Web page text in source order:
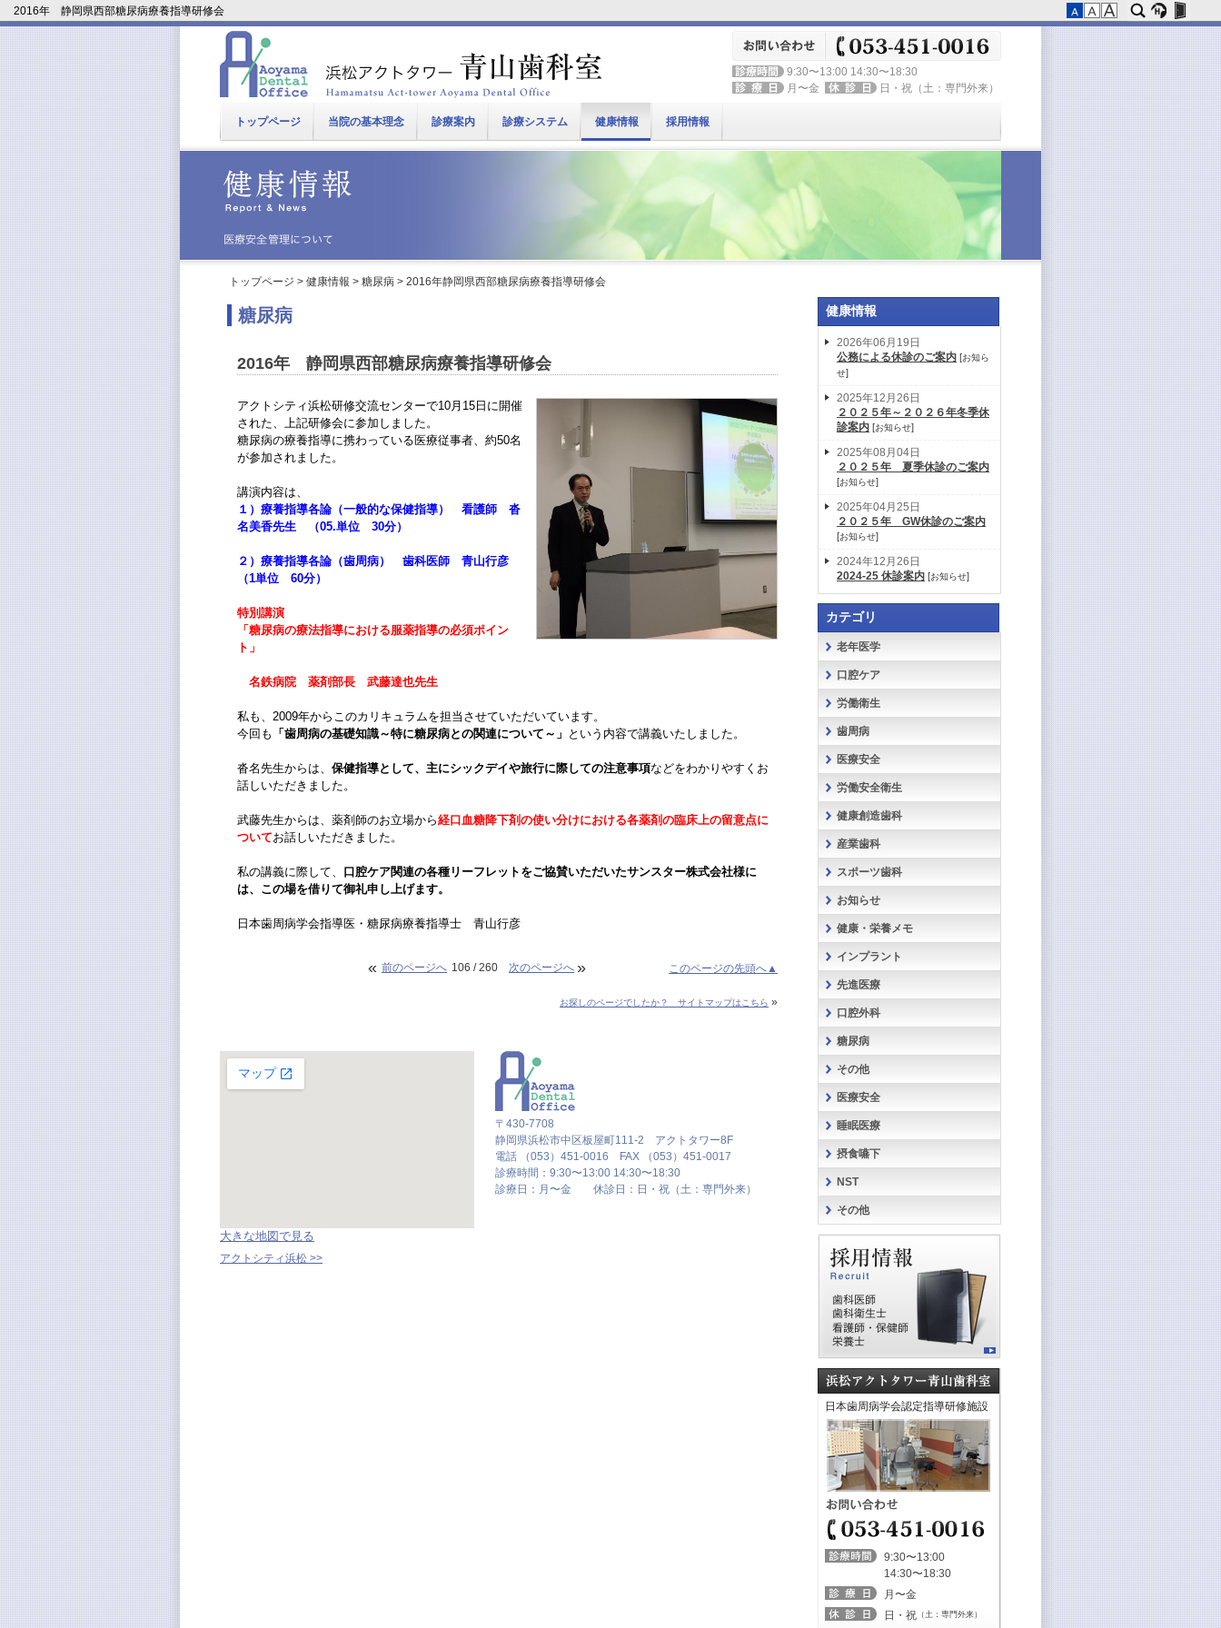
2016年 静岡県西部糖尿病療養指導研修会
9:30〜13:00 14:30〜18:30
月〜金
日・祝（土：専門外来）
トップページ 当院の基本理念 診療案内 診療システム 健康情報 採用情報
トップページ > 健康情報 > 糖尿病 > 2016年静岡県西部糖尿病療養指導研修会
糖尿病
2016年 静岡県西部糖尿病療養指導研修会
アクトシティ浜松研修交流センターで10月15日に開催
された、上記研修会に参加しました。
糖尿病の療養指導に携わっている医療従事者、約50名
が参加されました。
講演内容は、
１）療養指導各論（一般的な保健指導） 看護師 沓
名美香先生 （05.単位 30分）
２）療養指導各論（歯周病） 歯科医師 青山行彦
（1単位 60分）
特別講演
「糖尿病の療法指導における服薬指導の必須ポイン
ト」
名鉄病院 薬剤部長 武藤達也先生
私も、2009年からこのカリキュラムを担当させていただいています。
今回も
「歯周病の基礎知識～特に糖尿病との関連について～」 という内容で講義いたしました。
沓名先生からは、 保健指導として、主にシックデイや旅行に際しての注意事項などをわかりやすくお
話しいただきました。
武藤先生からは、薬剤師のお立場から経口血糖降下剤の使い分けにおける各薬剤の臨床上の留意点に
ついてお話しいただきました。
私の講義に際して、
口腔ケア関連の各種リーフレットをご協賛いただいたサンスター株式会社様に
は、この場を借りて御礼申し上げます。
日本歯周病学会指導医・糖尿病療養指導士 青山行彦
« 前のページへ 106 / 260 次のページへ » このページの先頭へ▲
お探しのページでしたか？ サイトマップはこちら »
大きな地図で見る
アクトシティ浜松 >>
〒430-7708
静岡県浜松市中区板屋町111-2 アクトタワー8F
電話 （053）451-0016 FAX （053）451-0017
診療時間：9:30〜13:00 14:30〜18:30
診療日：月〜金 休診日：日・祝（土：専門外来）
健康情報
2026年06月19日
公務による休診のご案内 [お知ら
せ]
2025年12月26日
２０２５年～２０２６年冬季休
診案内 [お知らせ]
2025年08月04日
２０２５年 夏季休診のご案内
[お知らせ]
2025年04月25日
２０２５年 GW休診のご案内
[お知らせ]
2024年12月26日
2024-25 休診案内 [お知らせ]
カテゴリ
老年医学
口腔ケア
労働衛生
歯周病
医療安全
労働安全衛生
健康創造歯科
産業歯科
スポーツ歯科
お知らせ
健康・栄養メモ
インプラント
先進医療
口腔外科
糖尿病
その他
医療安全
睡眠医療
摂食嚥下
NST
その他
日本歯周病学会認定指導研修施設
9:30〜13:00
14:30〜18:30
月〜金
日・祝 （土：専門外来）